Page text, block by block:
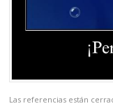
Las referencias están